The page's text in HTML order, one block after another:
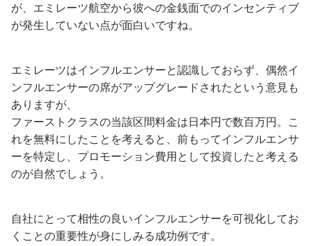
が、エミレーツ航空から彼への金銭面でのインセンティブ
が発生していない点が面白いですね。
エミレーツはインフルエンサーと認識しておらず、偶然イ
ンフルエンサーの席がアップグレードされたという意見も
ありますが、
ファーストクラスの当該区間料金は日本円で数百万円。こ
れを無料にしたことを考えると、前もってインフルエンサ
ーを特定し、プロモーション費用として投資したと考える
のが自然でしょう。
自社にとって相性の良いインフルエンサーを可視化してお
くことの重要性が身にしみる成功例です。